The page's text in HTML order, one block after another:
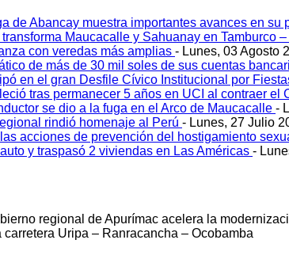
de Abancay muestra importantes avances en su
Maucacalle y Sahuanay en Tamburco
con veredas más amplias - Lunes, 03 Agosto
de más de 30 mil soles de sus cuentas
en el gran Desfile Cívico Institucional por
tras permanecer 5 años en UCI al contraer el
se dio a la fuga en el Arco de Maucacalle -
rindió homenaje al Perú - Lunes, 27 Julio
acciones de prevención del hostigamiento
y traspasó 2 viviendas en Las Américas -
regional de Apurímac acelera la
Uripa – Ranracancha – Ocobamba